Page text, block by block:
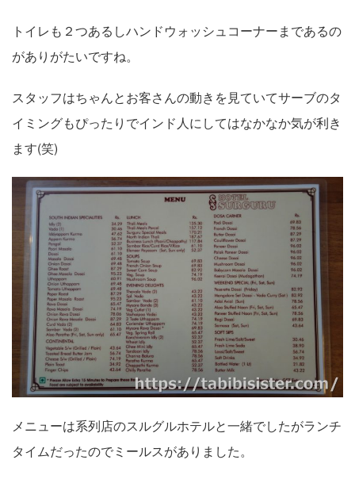
トイレも２つあるしハンドウォッシュコーナーまであるの
がありがたいですね。
スタッフはちゃんとお客さんの動きを見ていてサーブのタ
イミングもぴったりでインド人にしてはなかなか気が利き
ます(笑)
メニューは系列店のスルグルホテルと一緒でしたがランチ
タイムだったのでミールスがありました。